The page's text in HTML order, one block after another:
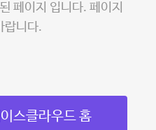
페이지 입니다. 페이지
랍니다.
스클라우드 홈